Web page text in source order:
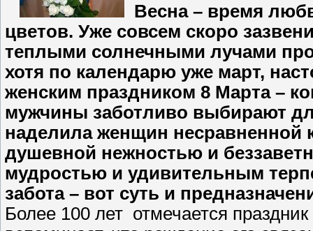
Весна – время
цветов. Уже совсем скоро
теплыми солнечными лучами
хотя по календарю уже март,
женским праздником 8 Марта –
мужчины заботливо выбирают
наделила женщин несравненной
душевной нежностью и
мудростью и удивительным
забота – вот суть и
Более 100 лет отмечается